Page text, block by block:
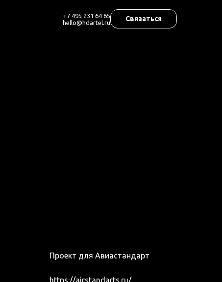
+7 495 231 64 65
hello@hdartel.ru
Связаться
Проект для Авиастандарт
https://airstandarts.ru/